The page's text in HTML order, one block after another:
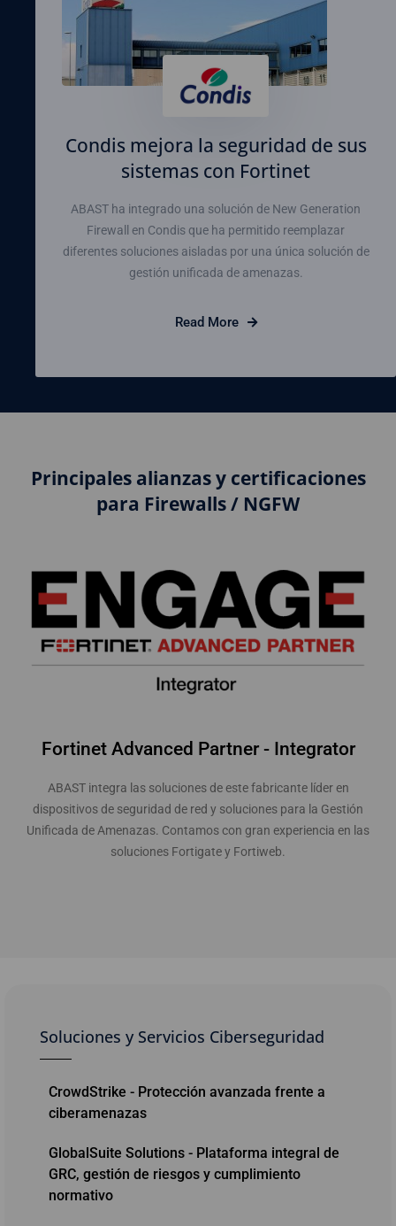
Condis mejora la seguridad de sus
sistemas con Fortinet
ABAST ha integrado una solución de New Generation
Firewall en Condis que ha permitido reemplazar
diferentes soluciones aisladas por una única solución de
gestión unificada de amenazas.
Read More
Principales alianzas y certificaciones
para Firewalls / NGFW
Fortinet Advanced Partner - Integrator
ABAST integra las soluciones de este fabricante líder en
dispositivos de seguridad de red y soluciones para la Gestión
Unificada de Amenazas. Contamos con gran experiencia en las
soluciones Fortigate y Fortiweb.
Soluciones y Servicios Ciberseguridad
CrowdStrike - Protección avanzada frente a
ciberamenazas
GlobalSuite Solutions - Plataforma integral de
GRC, gestión de riesgos y cumplimiento
normativo